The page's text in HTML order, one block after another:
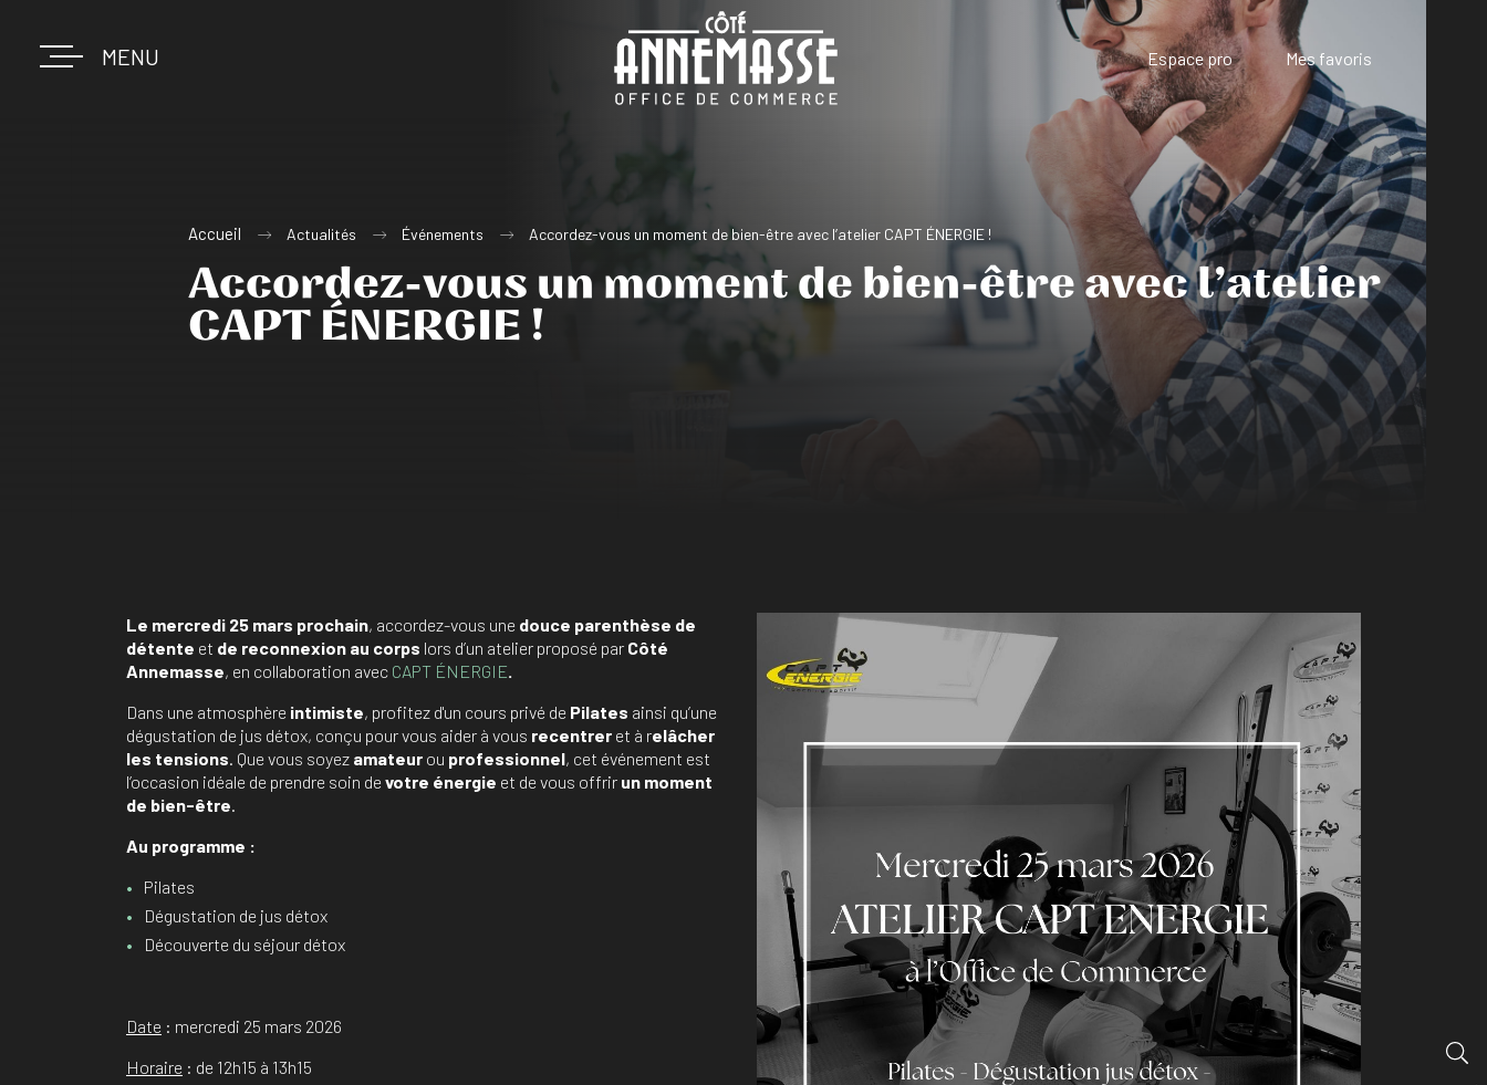
MENU Espace pro Mes favoris
Accueil Actualités Événements Accordez-vous un moment de bien-être avec l’atelier CAPT ÉNERGIE !
Accordez-vous un moment de bien-être avec l’atelier
CAPT ÉNERGIE !
Le mercredi 25 mars prochain, accordez-vous une douce parenthèse de
détente et de reconnexion au corps lors d’un atelier proposé par Côté
Annemasse, en collaboration avec CAPT ÉNERGIE.
Dans une atmosphère intimiste, profitez d'un cours privé de Pilates ainsi qu’une
dégustation de jus détox, conçu pour vous aider à vous recentrer et à relâcher
les tensions. Que vous soyez amateur ou professionnel, cet événement est
l’occasion idéale de prendre soin de votre énergie et de vous offrir un moment
de bien-être.
Au programme :
Pilates
Dégustation de jus détox
Découverte du séjour détox
Date : mercredi 25 mars 2026
Horaire : de 12h15 à 13h15
Agrandir